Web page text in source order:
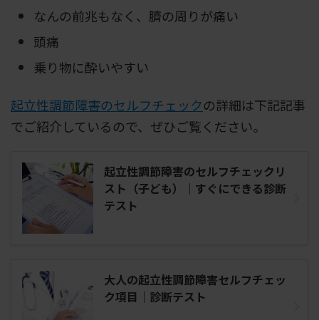
なんの前兆もなく、臍の周りが痛い
頭痛
乗り物に酔いやすい
起立性調節障害のセルフチェックの詳細は下記記事
でご紹介しているので、ぜひご覧ください。
起立性調節障害のセルフチェックリ
スト（子ども）｜すぐにできる診断
テスト
大人の起立性調節障害セルフチェッ
ク項目｜診断テスト